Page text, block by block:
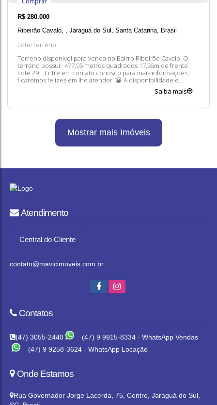
Lote/Terreno
R$ 280.000
Ribeirão Cavalo
Jaraguá do Sul Santa Catarina Brasil
Terreno disponível para venda no Bairro Ribeirão Cavalo. O
terreno possui: 477,95 metros quadrados 17,55m de frente
Lote 29 Entre em contato conosco para mais informações,
ficaremos felizes em lhe atender. 😀 A disponibilidade e
valores dos imóveis estão sujeitos a alteração sem aviso prévio.
Saiba mais
Mostrar mais Imóveis
Atendimento
Central do Cliente
contato@mavicimoveis.com.br
Contatos
(47) 3055-2440
(47) 9 9915-8334 - WhatsApp Vendas
(47) 9 9258-3624 - WhatsApp Locação
Onde Estamos
Rua Governador Jorge Lacerda, 75, Centro, Jaraguá do Sul,